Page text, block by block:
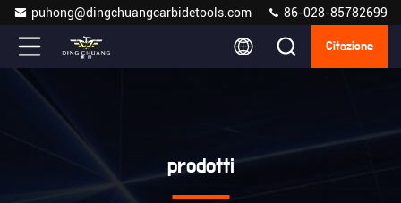
puhong@dingchuangcarbidetools.com 86-028-85782699
Citazione
prodotti